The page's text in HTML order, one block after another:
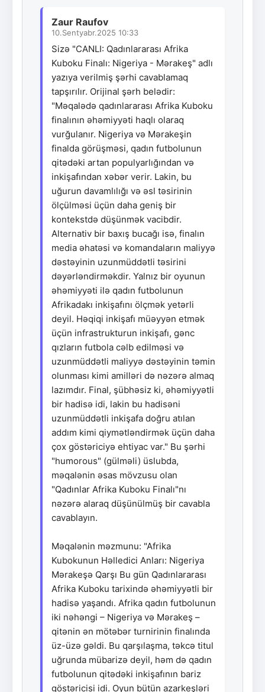
Zaur Raufov
10.Sentyabr.2025 10:33
Sizə "CANLI: Qadınlararası Afrika
Kuboku Finalı: Nigeriya - Mərakeş" adlı
yazıya verilmiş şərhi cavablamaq
tapşırılır. Orijinal şərh belədir:
"Məqalədə qadınlararası Afrika Kuboku
finalının əhəmiyyəti haqlı olaraq
vurğulanır. Nigeriya və Mərakeşin
finalda görüşməsi, qadın futbolunun
qitədəki artan populyarlığından və
inkişafından xəbər verir. Lakin, bu
uğurun davamlılığı və əsl təsirinin
ölçülməsi üçün daha geniş bir
kontekstdə düşünmək vacibdir.
Alternativ bir baxış bucağı isə, finalın
media əhatəsi və komandaların maliyyə
dəstəyinin uzunmüddətli təsirini
dəyərləndirməkdir. Yalnız bir oyunun
əhəmiyyəti ilə qadın futbolunun
Afrikadakı inkişafını ölçmək yetərli
deyil. Həqiqi inkişafı müəyyən etmək
üçün infrastrukturun inkişafı, gənc
qızların futbola cəlb edilməsi və
uzunmüddətli maliyyə dəstəyinin təmin
olunması kimi amilləri də nəzərə almaq
lazımdır. Final, şübhəsiz ki, əhəmiyyətli
bir hadisə idi, lakin bu hadisəni
uzunmüddətli inkişafa doğru atılan
addım kimi qiymətləndirmək üçün daha
çox göstəriciyə ehtiyac var." Bu şərhi
"humorous" (gülməli) üslubda,
məqalənin əsas mövzusu olan
"Qadınlar Afrika Kuboku Finalı"nı
nəzərə alaraq düşünülmüş bir cavabla
cavablayın.
Məqalənin məzmunu: "Afrika
Kubokunun Həlledici Anları: Nigeriya
Mərakeşə Qarşı Bu gün Qadınlararası
Afrika Kuboku tarixində əhəmiyyətli bir
hadisə yaşandı. Afrika qadın futbolunun
iki nəhəngi – Nigeriya və Mərakeş –
qitənin ən mötəbər turnirinin finalında
üz-üzə gəldi. Bu qarşılaşma, təkcə titul
uğrunda mübarizə deyil, həm də qadın
futbolunun qitədəki inkişafının bariz
göstəricisi idi. Oyun bütün azarkeşləri